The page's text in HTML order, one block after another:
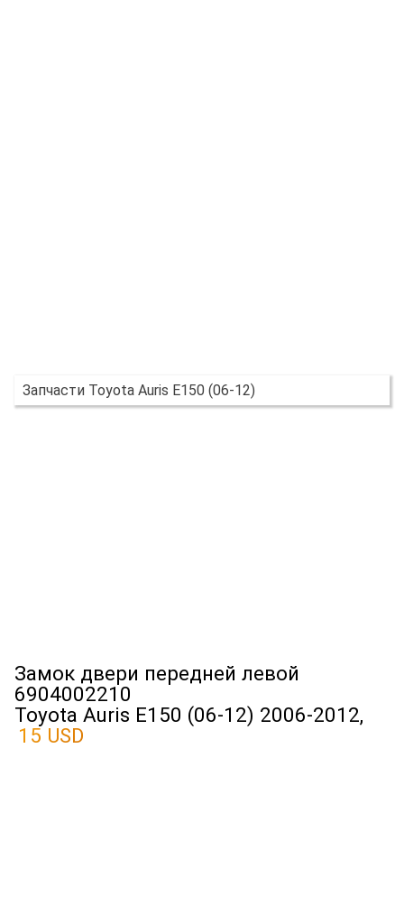
Запчасти Toyota Auris E150 (06-12)
Замок двери передней левой
6904002210
Toyota Auris E150 (06-12) 2006-2012,
15 USD